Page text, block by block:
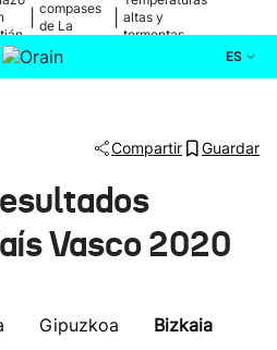
compases
de La
altas y
tormentas
ES
Cultura
Compartir Guardar
Vasco 2020
Gipuzkoa Bizkaia